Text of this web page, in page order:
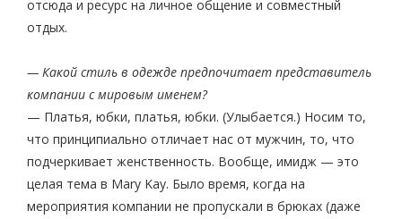
отсюда и ресурс на личное общение и совместный
отдых.
— Какой стиль в одежде предпочитает представитель
компании с мировым именем?
— Платья, юбки, платья, юбки. (Улыбается.) Носим то,
что принципиально отличает нас от мужчин, то, что
подчеркивает женственность. Вообще, имидж — это
целая тема в Mary Kay. Было время, когда на
мероприятия компании не пропускали в брюках (даже